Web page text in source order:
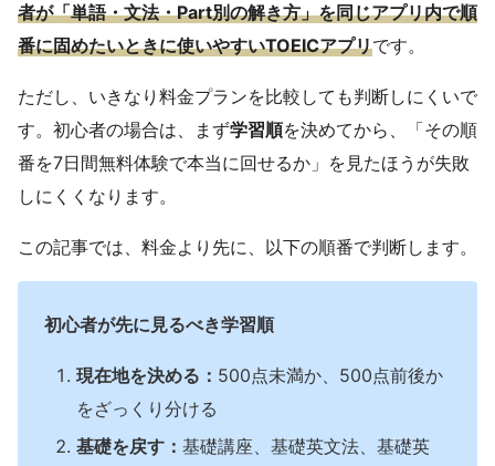
者が「単語・文法・Part別の解き方」を同じアプリ内で順
番に固めたいときに使いやすいTOEICアプリです。
ただし、いきなり料金プランを比較しても判断しにくいで
す。初心者の場合は、まず学習順を決めてから、「その順
番を7日間無料体験で本当に回せるか」を見たほうが失敗
しにくくなります。
この記事では、料金より先に、以下の順番で判断します。
初心者が先に見るべき学習順
現在地を決める： 500点未満か、500点前後か
をざっくり分ける
基礎を戻す：基礎講座、基礎英文法、基礎英